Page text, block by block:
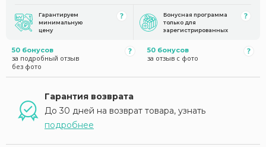
Гарантируем
минимальную
цену
Бонусная программа
только для
зарегистрированных
50 бонусов
за подробный отзыв
без фото
50 бонусов
за отзыв с фото
Гарантия возврата
До 30 дней на возврат товара, узнать
подробнее